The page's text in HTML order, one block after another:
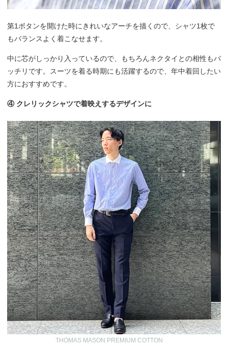
第1ボタンを開けた時にきれいなアーチを描くので、シャツ1枚で
もバランスよく着こなせます。
中に芯がしっかり入っているので、もちろんネクタイとの相性もバ
ッチリです。スーツを着る時期にも活躍するので、年中着回したい
方におすすめです。
④ クレリックシャツで着映えするデザインに
THOMAS MASON PREMIUM COTTON